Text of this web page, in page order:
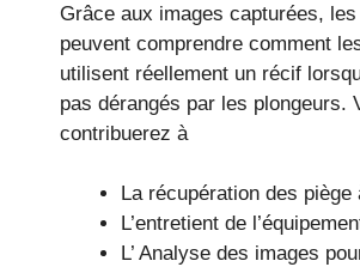
Grâce aux images capturées,
peuvent comprendre comment
utilisent réellement un récif
pas dérangés par les plongeurs.
contribuerez à
La récupération des piège
L’entretient de
L’ Analyse des images